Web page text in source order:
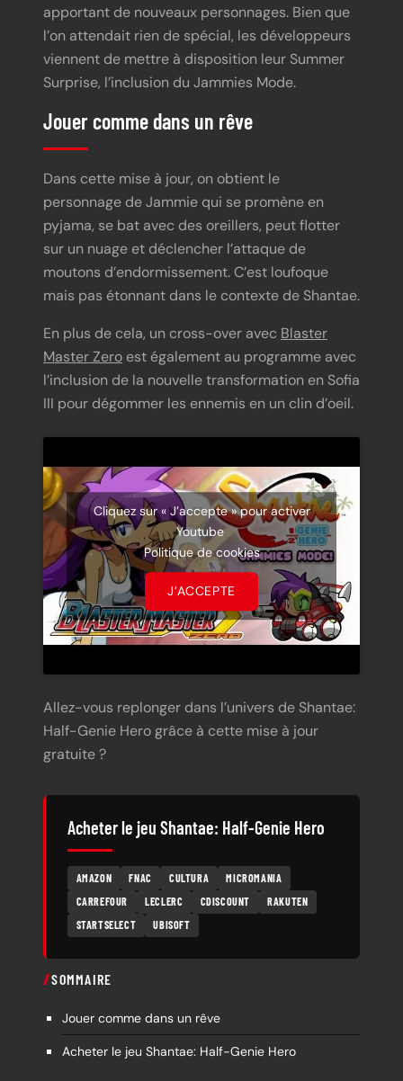
apportant de nouveaux personnages. Bien que
l’on attendait rien de spécial, les développeurs
viennent de mettre à disposition leur Summer
Surprise, l’inclusion du Jammies Mode.
Jouer comme dans un rêve
Dans cette mise à jour, on obtient le
personnage de Jammie qui se promène en
pyjama, se bat avec des oreillers, peut flotter
sur un nuage et déclencher l’attaque de
moutons d’endormissement. C’est loufoque
mais pas étonnant dans le contexte de Shantae.
En plus de cela, un cross-over avec Blaster
Master Zero est également au programme avec
l’inclusion de la nouvelle transformation en Sofia
III pour dégommer les ennemis en un clin d’oeil.
Cliquez sur « J’accepte » pour activer
Youtube
Politique de cookies
J’ACCEPTE
Allez-vous replonger dans l’univers de Shantae:
Half-Genie Hero grâce à cette mise à jour
gratuite ?
Acheter le jeu Shantae: Half-Genie Hero
AMAZON FNAC CULTURA
MICROMANIA
CARREFOUR
LECLERC CDISCOUNT
RAKUTEN
STARTSELECT
UBISOFT
SOMMAIRE
Jouer comme dans un rêve
Acheter le jeu Shantae: Half-Genie Hero